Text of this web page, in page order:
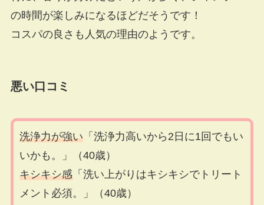
の時間が楽しみになるほどだそうです！
コスパの良さも人気の理由のようです。
悪い口コミ
洗浄力が強い「洗浄力高いから2日に1回でもい
いかも。」（40歳）
キシキシ感「洗い上がりはキシキシでトリート
メント必須。」（40歳）